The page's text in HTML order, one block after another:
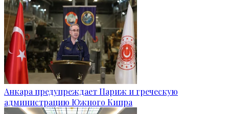
Анкара предупреждает Париж и греческую
администрацию Южного Кипра